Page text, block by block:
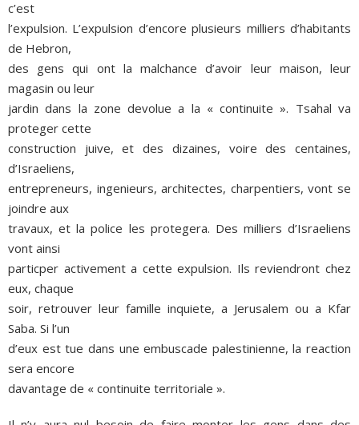
c’est
l’expulsion. L’expulsion d’encore plusieurs milliers d’habitants
de Hebron,
des gens qui ont la malchance d’avoir leur maison, leur
magasin ou leur
jardin dans la zone devolue a la « continuite ». Tsahal va
proteger cette
construction juive, et des dizaines, voire des centaines,
d’Israeliens,
entrepreneurs, ingenieurs, architectes, charpentiers, vont se
joindre aux
travaux, et la police les protegera. Des milliers d’Israeliens
vont ainsi
particper activement a cette expulsion. Ils reviendront chez
eux, chaque
soir, retrouver leur famille inquiete, a Jerusalem ou a Kfar
Saba. Si l’un
d’eux est tue dans une embuscade palestinienne, la reaction
sera encore
davantage de « continuite territoriale ».